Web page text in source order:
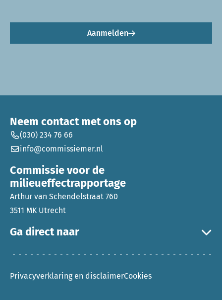
Aanmelden
Ga direct naar
Neem contact met ons op
(030) 234 76 66
info@commissiemer.nl
Commissie voor de
milieueffectrapportage
Arthur van Schendelstraat 760
3511 MK Utrecht
Privacyverklaring en disclaimerCookies